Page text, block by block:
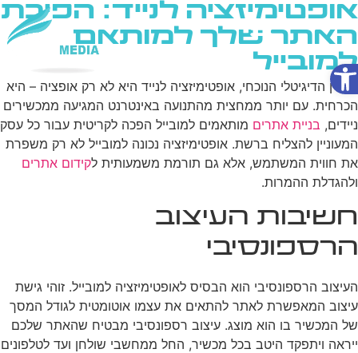
פתח סרגל נגישות
אופטימיזציה לנייד: הפיכת
האתר שלך למותאם
למובייל
בעידן הדיגיטלי הנוכחי, אופטימיזציה לנייד היא לא רק אופציה – היא
הכרחית. עם יותר ממחצית מהתנועה באינטרנט המגיעה ממכשירים
ניידים, בניית אתרים מותאמים למובייל הפכה לקריטית עבור כל עסק
המעוניין להצליח ברשת. אופטימיזציה נכונה למובייל לא רק משפרת
את חווית המשתמש, אלא גם תורמת משמעותית לקידום אתרים
ולהגדלת ההמרות.
חשיבות העיצוב
הרספונסיבי
העיצוב הרספונסיבי הוא הבסיס לאופטימיזציה למובייל. זוהי גישת
עיצוב המאפשרת לאתר להתאים את עצמו אוטומטית לגודל המסך
של המכשיר בו הוא מוצג. עיצוב רספונסיבי מבטיח שהאתר שלכם
ייראה ויתפקד היטב בכל מכשיר, החל ממחשבי שולחן ועד לטלפונים